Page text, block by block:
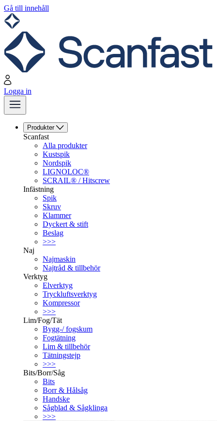
Gå till innehåll
Logga in
Produkter
Scanfast
Alla produkter
Kustspik
Nordspik
LIGNOLOC®
SCRAIL® / Hitscrew
Infästning
Spik
Skruv
Klammer
Dyckert & stift
Beslag
>>>
Naj
Najmaskin
Najtråd & tillbehör
Verktyg
Elverktyg
Tryckluftsverktyg
Kompressor
>>>
Lim/Fog/Tät
Bygg-/ fogskum
Fogtätning
Lim & tillbehör
Tätningstejp
>>>
Bits/Borr/Såg
Bits
Borr & Hålsåg
Handske
Sågblad & Sågklinga
>>>